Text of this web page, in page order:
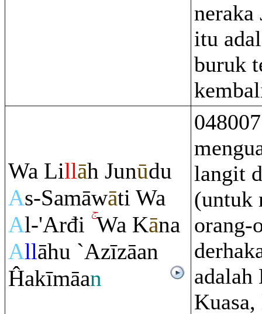
neraka
itu
buruk
Wa Lillāh Junūdu
As-Samāwāti Wa
Al-'Arđi Wa Kāna
Allāhu `Azīzāan
Ĥakīmāan
langit
(untuk
orang-
adalah